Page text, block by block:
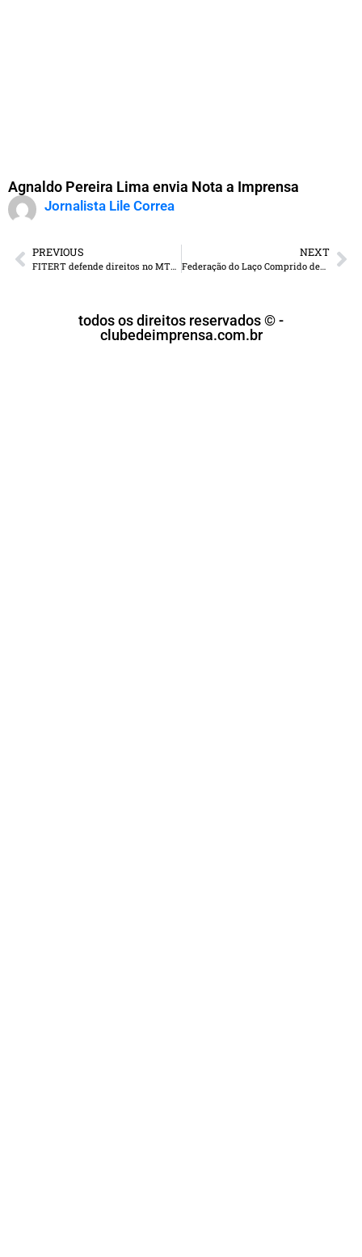
Agnaldo Pereira Lima envia Nota a Imprensa
Jornalista Lile Correa
PREVIOUS
FITERT defende direitos no MTE – Lei do Trabalhador Multimídia
NEXT
Federação do Laço Comprido define regras da temporada 2026 em Assembleia na FAMASUL
todos os direitos reservados © -
clubedeimprensa.com.br